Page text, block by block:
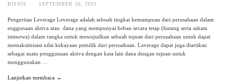
BISNIS · SEPTEMBER 26, 2021
Pengertian Leverage Leverage adalah sebuah tingkat kemampuan dari perusahaan dalam
enggunaan aktiva atau dana yang mempunyai beban secara tetap (hutang serta saham
istimewa) dalam rangka untuk mewujudkan sebuah tujuan dari perusahaan untuk dapat
memaksimisasi nilai kekayaan pemilik dari perusahaan. Laverage dapat juga diartikan
sebagai suatu penggunaan aktiva dengan kata lain dana dengan tujuan untuk
menggunakan …
Lanjutkan membaca →